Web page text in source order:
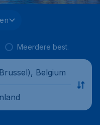
Meerdere best.
Belgium